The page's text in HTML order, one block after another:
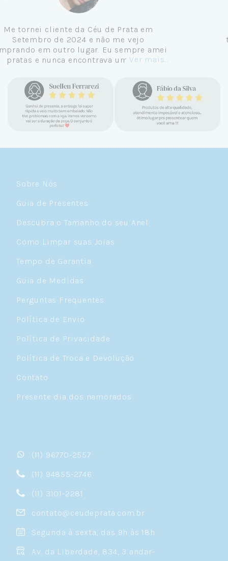
Me tornei cliente da Céu de Prata em
Setembro de 2024 e não me vejo
comprando em outro lugar. Eu sempre amei
pratas e nunca encontrava uma loja
encontrar a Céu. Atendimento
personalizado, verdadeiras jóias prata 925,
mimos e brindes incríveis. Virei cliente fiel
e amo demais as pratas que são lindas, tem
um brilho incrível e preço super justo. Fora
Ver mais...
Sobre Nós
Guia de Presentes
Descubra o Tamanho do seu Anel
Como Limpar suas Joias
Tempo de Garantia
Guia de Medidas
Perguntas Frequentes
Política de Envio
Política de Privacidade
Política de Troca e Devolução
Contato
Presente dia dos namorados
(11) 96770-2557
(11) 94855-2746
(11) 3101-2281
contato@ceudeprata.com.br
Segunda à sexta, das 9h às 18h
Av. da Liberdade, 834, 3 andar-